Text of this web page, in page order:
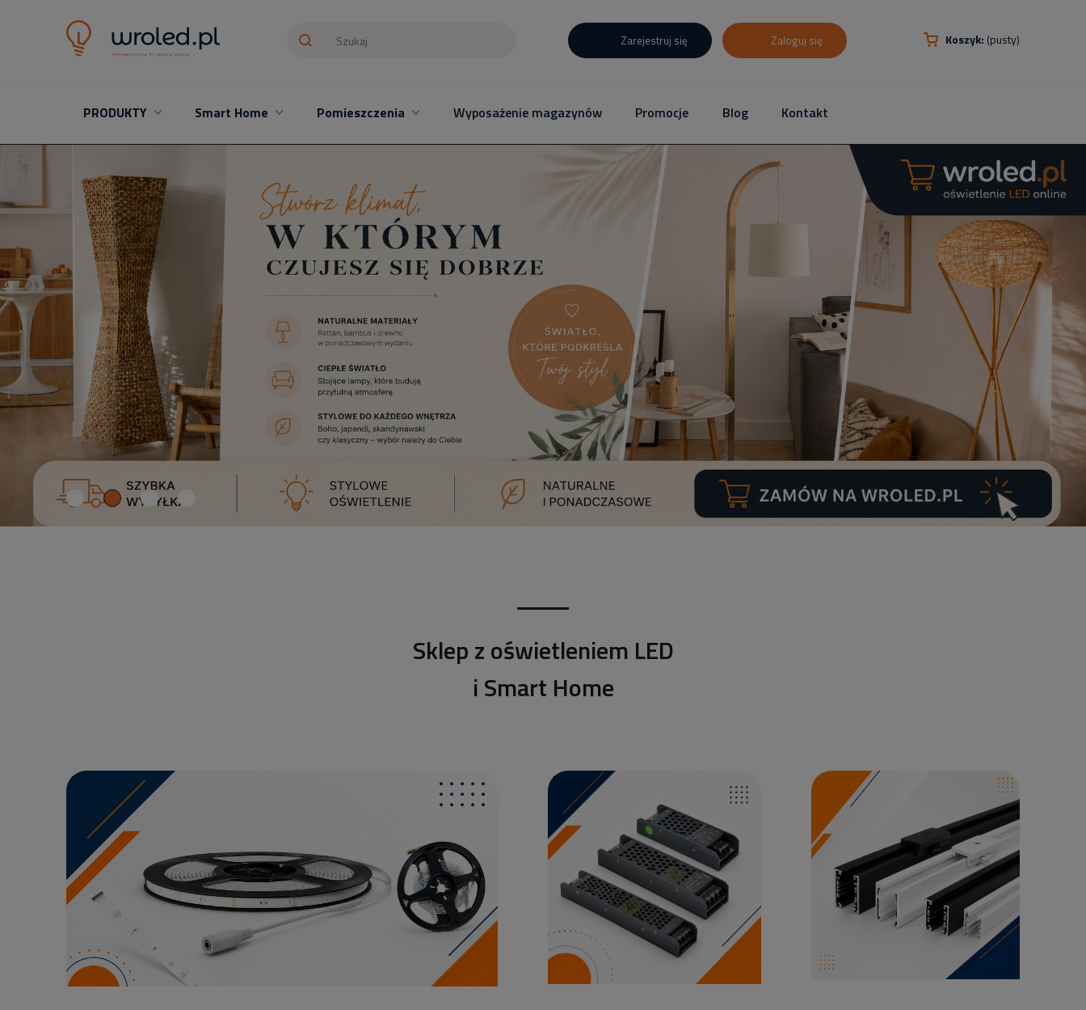
Koszyk: (pusty)
Zarejestruj się Zaloguj się
PRODUKTY Smart Home Pomieszczenia Wyposażenie magazynów Promocje Blog Kontakt
Sklep z oświetleniem LED
i Smart Home